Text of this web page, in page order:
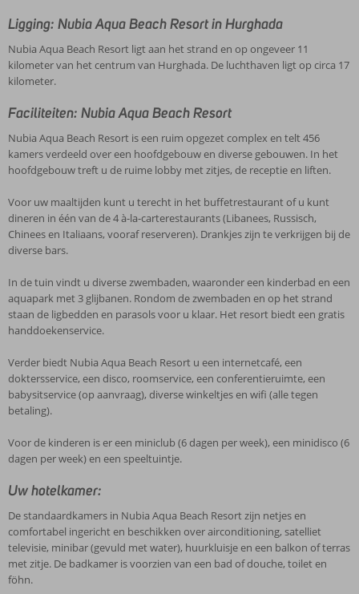
Ligging: Nubia Aqua Beach Resort in Hurghada
Nubia Aqua Beach Resort ligt aan het strand en op ongeveer 11
kilometer van het centrum van Hurghada. De luchthaven ligt op circa 17
kilometer.
Faciliteiten: Nubia Aqua Beach Resort
Nubia Aqua Beach Resort is een ruim opgezet complex en telt 456
kamers verdeeld over een hoofdgebouw en diverse gebouwen. In het
hoofdgebouw treft u de ruime lobby met zitjes, de receptie en liften.
Voor uw maaltijden kunt u terecht in het buffetrestaurant of u kunt
dineren in één van de 4 à-la-carterestaurants (Libanees, Russisch,
Chinees en Italiaans, vooraf reserveren). Drankjes zijn te verkrijgen bij de
diverse bars.
In de tuin vindt u diverse zwembaden, waaronder een kinderbad en een
aquapark met 3 glijbanen. Rondom de zwembaden en op het strand
staan de ligbedden en parasols voor u klaar. Het resort biedt een gratis
handdoekenservice.
Verder biedt Nubia Aqua Beach Resort u een internetcafé, een
doktersservice, een disco, roomservice, een conferentieruimte, een
babysitservice (op aanvraag), diverse winkeltjes en wifi (alle tegen
betaling).
Voor de kinderen is er een miniclub (6 dagen per week), een minidisco (6
dagen per week) en een speeltuintje.
Uw hotelkamer:
De standaardkamers in Nubia Aqua Beach Resort zijn netjes en
comfortabel ingericht en beschikken over airconditioning, satelliet
televisie, minibar (gevuld met water), huurkluisje en een balkon of terras
met zitje. De badkamer is voorzien van een bad of douche, toilet en
föhn.